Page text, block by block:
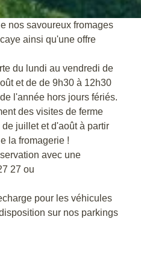
nos savoureux fromages
ainsi qu'une offre
du lundi au vendredi de
et de de 9h30 à 12h30
l'année hors jours fériés.
des visites de ferme
juillet et d'août à partir
la fromagerie !
avec une
27 ou
pour les véhicules
sur nos parkings